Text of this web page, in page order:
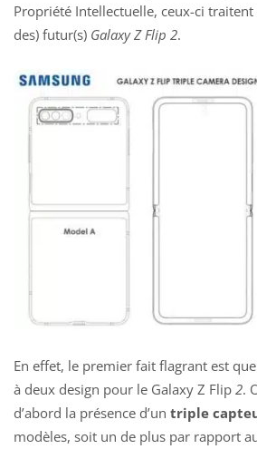
Propriété Intellectuelle, ceux-ci traitent
des) futur(s) Galaxy Z Flip 2.
En effet, le premier fait flagrant est que
à deux design pour le Galaxy Z Flip 2.
d’abord la présence d’un triple
modèles, soit un de plus par rapport